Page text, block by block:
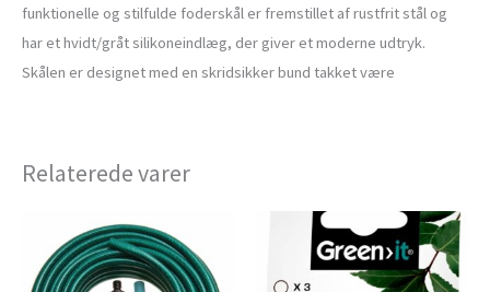
funktionelle og stilfulde foderskål er fremstillet af rustfrit stål og
har et hvidt/gråt silikoneindlæg, der giver et moderne udtryk.
Skålen er designet med en skridsikker bund takket være
Relaterede varer